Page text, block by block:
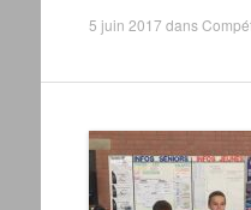
5 juin 2017 dans